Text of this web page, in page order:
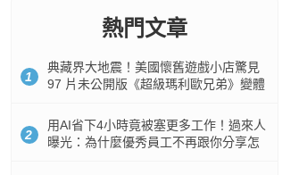
熱門文章
1
典藏界大地震！美國懷舊遊戲小店驚見
97 片未公開版《超級瑪利歐兄弟》變體
2
用AI省下4小時竟被塞更多工作！過來人
曝光：為什麼優秀員工不再跟你分享怎